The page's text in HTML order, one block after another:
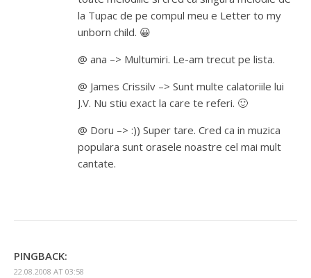
la Tupac de pe compul meu e Letter to my
unborn child. 😀
@ ana –> Multumiri. Le-am trecut pe lista.
@ James Crissilv –> Sunt multe calatoriile lui
J.V. Nu stiu exact la care te referi. 🙂
@ Doru –> :)) Super tare. Cred ca in muzica
populara sunt orasele noastre cel mai mult
cantate.
PINGBACK:
22.08.2008 AT 03:58